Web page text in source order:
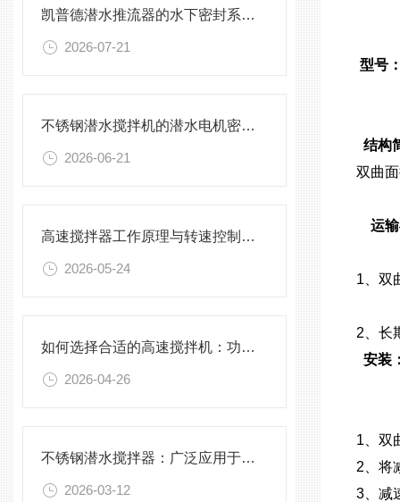
凯普德潜水推流器的水下密封系统维护全流程指南说明
2026-07-21
不锈钢潜水搅拌机的潜水电机密封与泄漏保护
2026-06-21
高速搅拌器工作原理与转速控制技术分析
2026-05-24
如何选择合适的高速搅拌机：功率、转速、搅拌桨叶与物料适配性分析
2026-04-26
不锈钢潜水搅拌器：广泛应用于污水处理与化学工程
2026-03-12
型号
结构
双曲
运
1、双
2、长
安装
1、双
2、将
3、减